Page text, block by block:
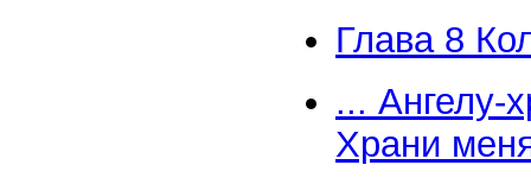
Глава 8
... Ангелу-
Храни